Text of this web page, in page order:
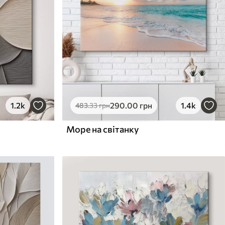
1.2k 483.33грн290.00 грн 1.4k
Море на світанку